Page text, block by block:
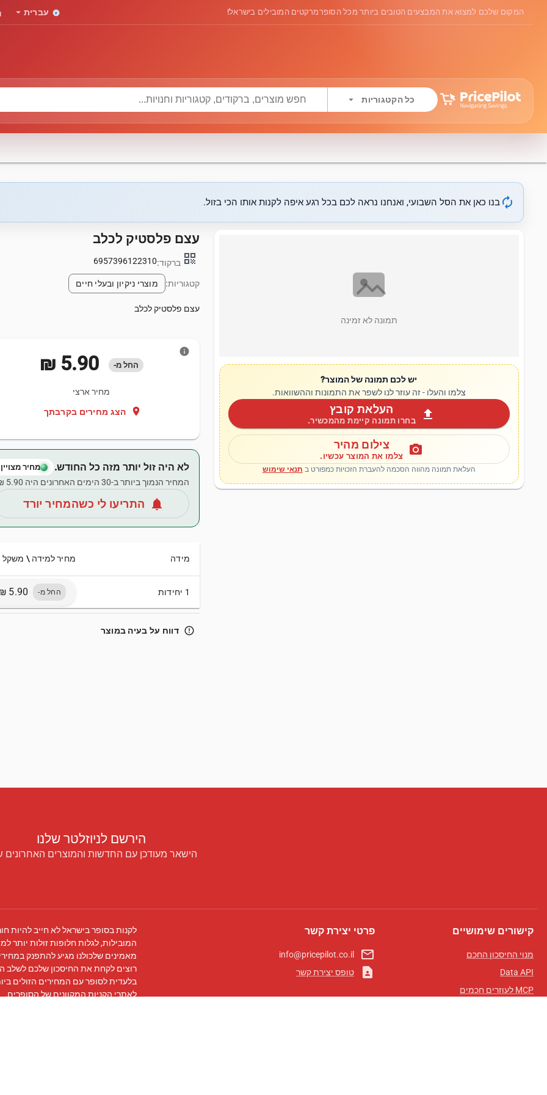
המקום שלכם למצוא את המבצעים הטובים ביותר מכל הסופרמרקטים המובילים בישראל! עברית arrow_drop_down
כל הקטגוריות arrow_drop_down
autorenew בנו כאן את הסל השבועי, ואנחנו נראה לכם בכל רגע איפה לקנות אותו הכי בזול.
תמונה לא זמינה
יש לכם תמונה של המוצר?
צלמו והעלו - זה עוזר לנו לשפר את התמונות וההשוואות.
upload העלאת קובץ
בחרו תמונה קיימת מהמכשיר.
photo_camera צילום מהיר
צלמו את המוצר עכשיו.
העלאת תמונה מהווה הסכמה להעברת הזכויות כמפורט ב תנאי שימוש
עצם פלסטיק לכלב
qr_code ברקוד:6957396122310
קטגוריות: מוצרי ניקיון ובעלי חיים
עצם פלסטיק לכלב
החל מ- ‏5.90 ‏₪
מחיר ארצי
location_on הצג מחירים בקרבתך
info
לא היה זול יותר מזה כל החודש. מחיר מצויין
המחיר הנמוך ביותר ב-30 הימים האחרונים היה ‏5.90 ‏₪.
notifications התריעו לי כשהמחיר יורד
מידה מחיר למידה \ משקל
1 יחידות החל מ-
error_outline דווח על בעיה במוצר
הירשם לניוזלטר שלנו
הישאר מעודכן עם החדשות והמוצרים האחרונים
קישורים שימושיים
מנוי החיסכון החכם
Data API
MCP לעוזרים חכמים
פרטי יצירת קשר
mail_outline
info@pricepilot.co.il
contact_page טופס יצירת קשר
לקנות בסופר בישראל לא חייב להיות
המובילות, לגלות חלופות זולות יותר
מאמינים שלכולנו מגיע להתפנק
רוצים לקחת את החיסכון שלכם לשלב
בלעדית לסופר עם המחירים הזולים
לאתרי הקניות המקוונים של הסופרים.